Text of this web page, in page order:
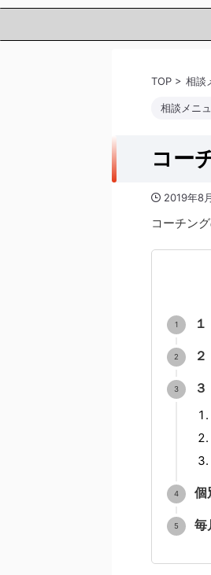
TOP > 相談
相談メニ
コー
2019年8
コーチン
個
毎